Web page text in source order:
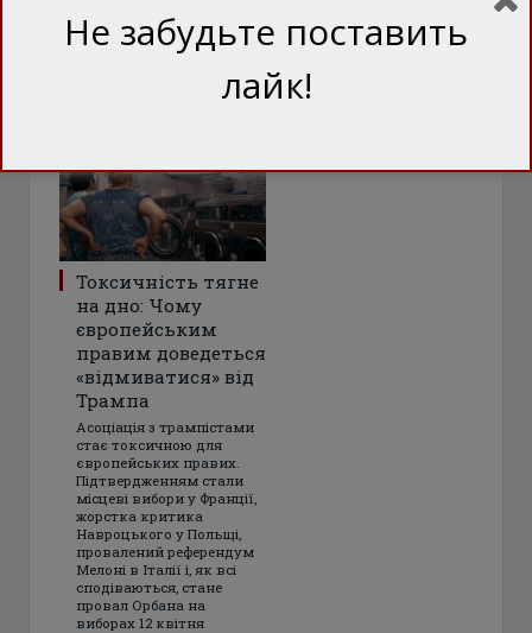
Токсичність тягне
на дно: Чому
європейським
правим доведеться
«відмиватися» від
Трампа
Асоціація з трампістами
стає токсичною для
європейських правих.
Підтвердженням стали
місцеві вибори у Франції,
жорстка критика
Навроцького у Польщі,
провалений референдум
Мелоні в Італії і, як всі
сподіваються, стане
провал Орбана на
виборах 12 квітня
Не забудьте поставить
лайк!